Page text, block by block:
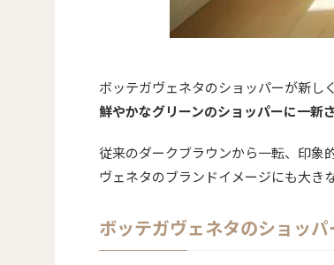
ボッテガヴェネタのショッパーが新し
鮮やかなグリーンのショッパーに一新
従来のダークブラウンから一転、印象
ヴェネタのブランドイメージにも大き
ボッテガヴェネタのショッ